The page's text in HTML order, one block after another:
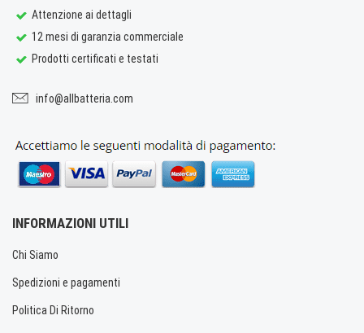
Attenzione ai dettagli
12 mesi di garanzia commerciale
Prodotti certificati e testati
info@allbatteria.com
INFORMAZIONI UTILI
Chi Siamo
Spedizioni e pagamenti
Politica Di Ritorno